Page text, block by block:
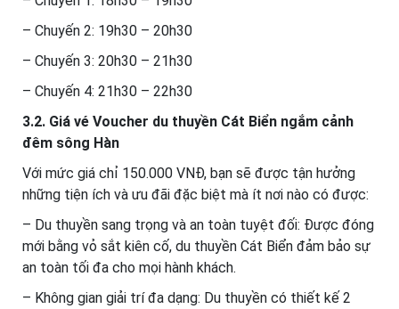
– Chuyến 2: 19h30 – 20h30
– Chuyến 3: 20h30 – 21h30
– Chuyến 4: 21h30 – 22h30
3.2. Giá vé Voucher du thuyền Cát Biển ngắm cảnh
đêm sông Hàn
Với mức giá chỉ 150.000 VNĐ, bạn sẽ được tận hưởng
những tiện ích và ưu đãi đặc biệt mà ít nơi nào có được:
– Du thuyền sang trọng và an toàn tuyệt đối: Được đóng
mới bằng vỏ sắt kiên cố, du thuyền Cát Biển đảm bảo sự
an toàn tối đa cho mọi hành khách.
– Không gian giải trí đa dạng: Du thuyền có thiết kế 2